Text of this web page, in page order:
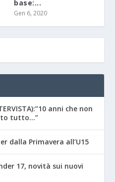
base:...
Gen 6, 2020
anni che non
tutto…”
dalla Primavera all’U15
17, novità sui nuovi